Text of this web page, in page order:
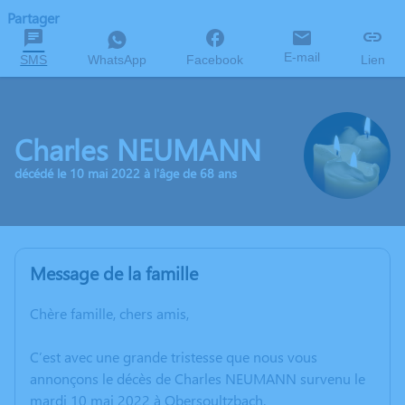
Partager
SMS WhatsApp Facebook E-mail Lien
Charles NEUMANN
décédé le 10 mai 2022 à l'âge de 68 ans
Message de la famille
Chère famille, chers amis,
C’est avec une grande tristesse que nous vous
annonçons le décès de Charles NEUMANN survenu le
mardi 10 mai 2022 à Obersoultzbach.